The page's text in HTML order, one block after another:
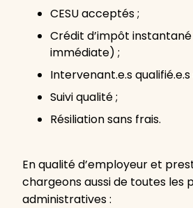
CESU acceptés ;
Crédit d’impôt instantané
immédiate) ;
Intervenant.e.s
Suivi qualité ;
Résiliation sans frais.
En qualité d’employeur et
chargeons aussi de toutes les
administratives :